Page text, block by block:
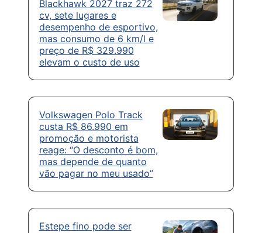
Blackhawk 2027 traz 272
cv, sete lugares e
desempenho de esportivo,
mas consumo de 6 km/l e
preço de R$ 329.990
elevam o custo de uso
Volkswagen Polo Track
custa R$ 86.990 em
promoção e motorista
reage: “O desconto é bom,
mas depende de quanto
vão pagar no meu usado”
Estepe fino pode ser